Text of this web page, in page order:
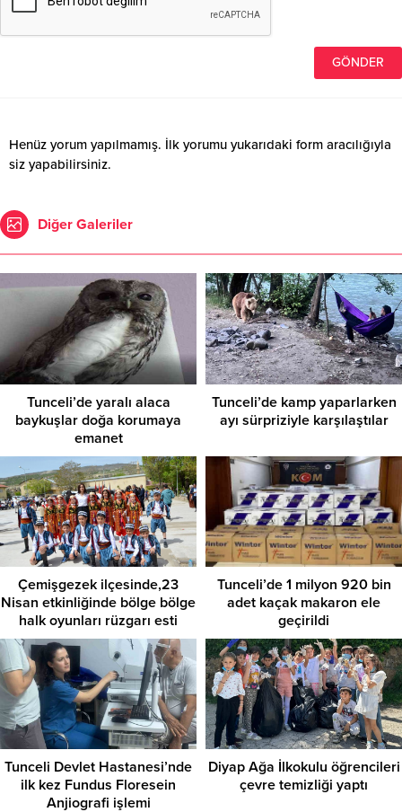
Henüz yorum yapılmamış. İlk yorumu yukarıdaki form aracılığıyla
siz yapabilirsiniz.
Diğer Galeriler
Tunceli’de yaralı alaca
baykuşlar doğa korumaya
emanet
Tunceli’de kamp yaparlarken
ayı sürpriziyle karşılaştılar
Çemişgezek ilçesinde,23
Nisan etkinliğinde bölge bölge
halk oyunları rüzgarı esti
Tunceli’de 1 milyon 920 bin
adet kaçak makaron ele
geçirildi
Tunceli Devlet Hastanesi’nde
ilk kez Fundus Floresein
Anjiografi işlemi
Diyap Ağa İlkokulu öğrencileri
çevre temizliği yaptı